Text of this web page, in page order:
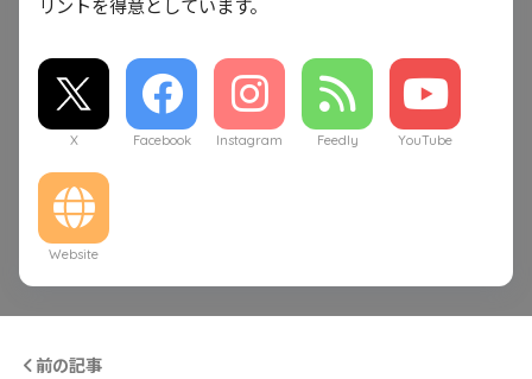
X Facebook Instagram Feedly YouTube
Website
前の記事